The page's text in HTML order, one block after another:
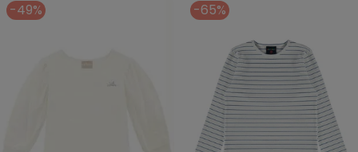
-49%
-65%